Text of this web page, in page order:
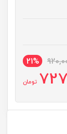
21%
تومان